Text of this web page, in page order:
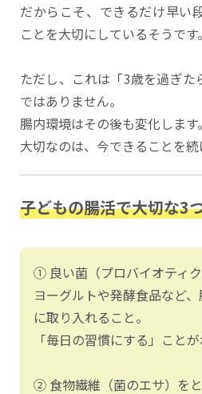
だからこそ、できるだけ早い
ことを大切にしているそうです。
ただし、これは「3歳を過ぎ
ではありません。
腸内環境はその後も変化します。
大切なのは、今できることを続
子どもの腸活で大切な3
① 良い菌（プロバイオティ
ヨーグルトや発酵食品など
に取り入れること。
「毎日の習慣にする」ことが
② 食物繊維（菌のエサ）を